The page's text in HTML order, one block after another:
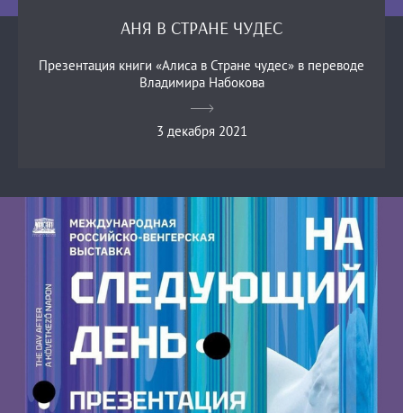
АНЯ В СТРАНЕ ЧУДЕС
Презентация книги «Алиса в Стране чудес» в переводе
Владимира Набокова
3 декабря 2021